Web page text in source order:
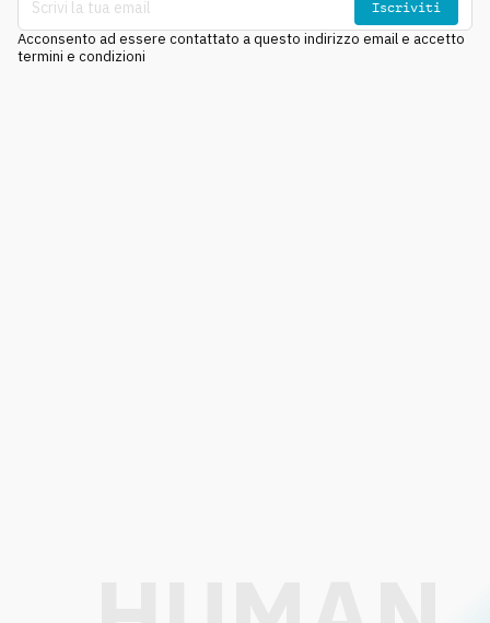
Iscriviti
Acconsento ad essere contattato a questo indirizzo email e accetto
termini e condizioni